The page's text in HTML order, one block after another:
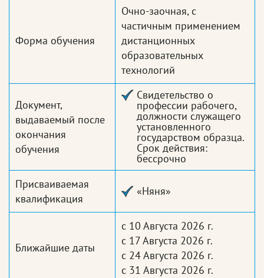
Форма обучения
Очно-заочная, с
частичным применением
дистанционных
образовательных
технологий
Документ,
выдаваемый после
окончания
обучения
Свидетельство о
профессии рабочего,
должности служащего
установленного
государством образца.
Срок действия:
бессрочно
Присваиваемая
квалификация
«Няня»
Ближайшие даты
с 10 Августа 2026 г.
с 17 Августа 2026 г.
с 24 Августа 2026 г.
с 31 Августа 2026 г.